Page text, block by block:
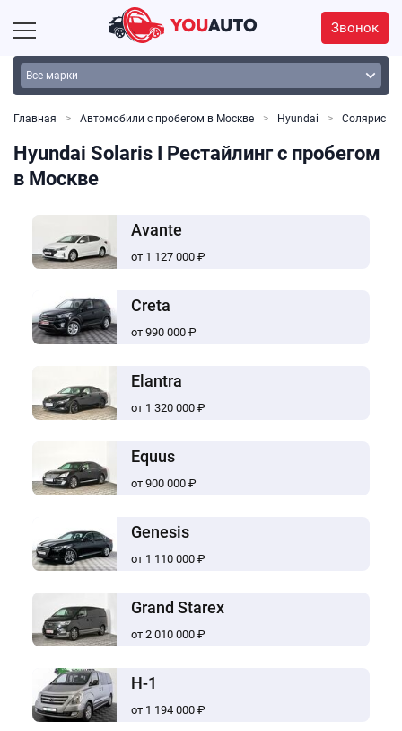
Звонок
Главная Автомобили с пробегом в Москве Hyundai Солярис
Hyundai Solaris I Рестайлинг с пробегом
в Москве
Avante
от 1 127 000 ₽
Creta
от 990 000 ₽
Elantra
от 1 320 000 ₽
Equus
от 900 000 ₽
Genesis
от 1 110 000 ₽
Grand Starex
от 2 010 000 ₽
H-1
от 1 194 000 ₽